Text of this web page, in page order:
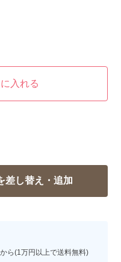
入れる
ら(1万円以上で送料無料)